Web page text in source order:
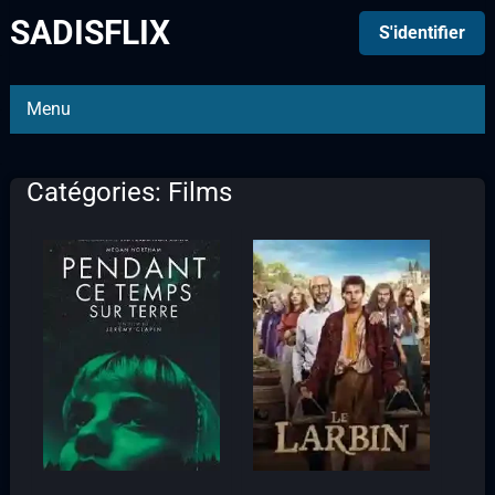
SADISFLIX S'identifier
Menu
Catégories: Films